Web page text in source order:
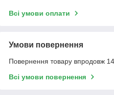
Всі умови оплати
Умови повернення
Повернення товару впродовж
Всі умови повернення